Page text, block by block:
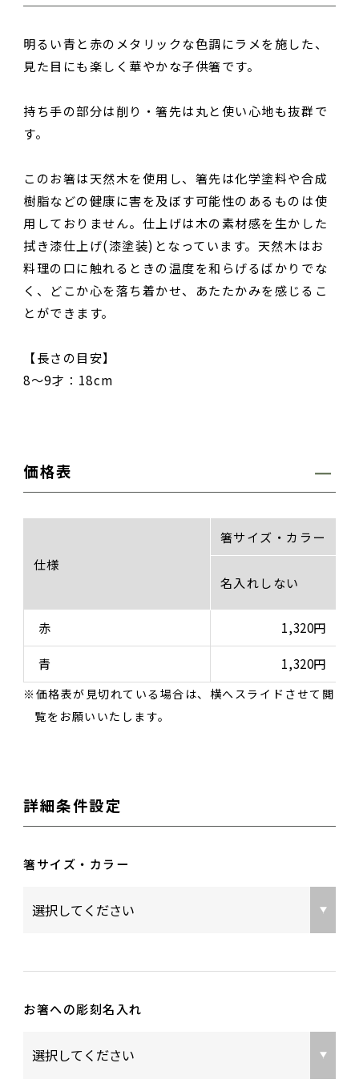
明るい青と赤のメタリックな色調にラメを施した、
見た目にも楽しく華やかな子供箸です。
持ち手の部分は削り・箸先は丸と使い心地も抜群で
す。
このお箸は天然木を使用し、箸先は化学塗料や合成
樹脂などの健康に害を及ぼす可能性のあるものは使
用しておりません。仕上げは木の素材感を生かした
拭き漆仕上げ(漆塗装)となっています。天然木はお
料理の口に触れるときの温度を和らげるばかりでな
く、どこか心を落ち着かせ、あたたかみを感じるこ
とができます。
【長さの目安】
8〜9才：18cm
価格表
仕様
箸サイズ・カラー
名入れしない
赤 1,320円
青 1,320円
価格表が見切れている場合は、横へスライドさせて閲
覧をお願いいたします。
詳細条件設定
箸サイズ・カラー
お箸への彫刻名入れ